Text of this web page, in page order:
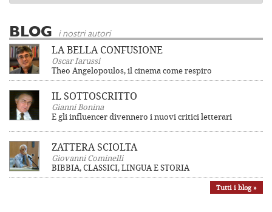
BLOG i nostri autori
LA BELLA CONFUSIONE
Oscar Iarussi
Theo Angelopoulos, il cinema come respiro
IL SOTTOSCRITTO
Gianni Bonina
E gli influencer divennero i nuovi critici letterari
ZATTERA SCIOLTA
Giovanni Cominelli
BIBBIA, CLASSICI, LINGUA E STORIA
Tutti i blog »